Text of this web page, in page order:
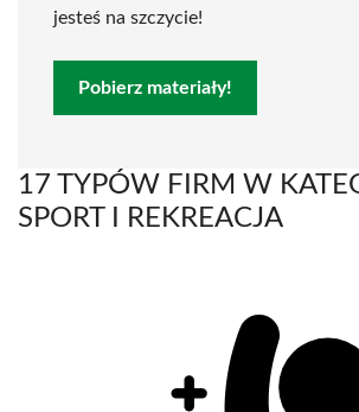
jesteś na szczycie!
Pobierz materiały!
17 TYPÓW FIRM W
SPORT I REKREACJA